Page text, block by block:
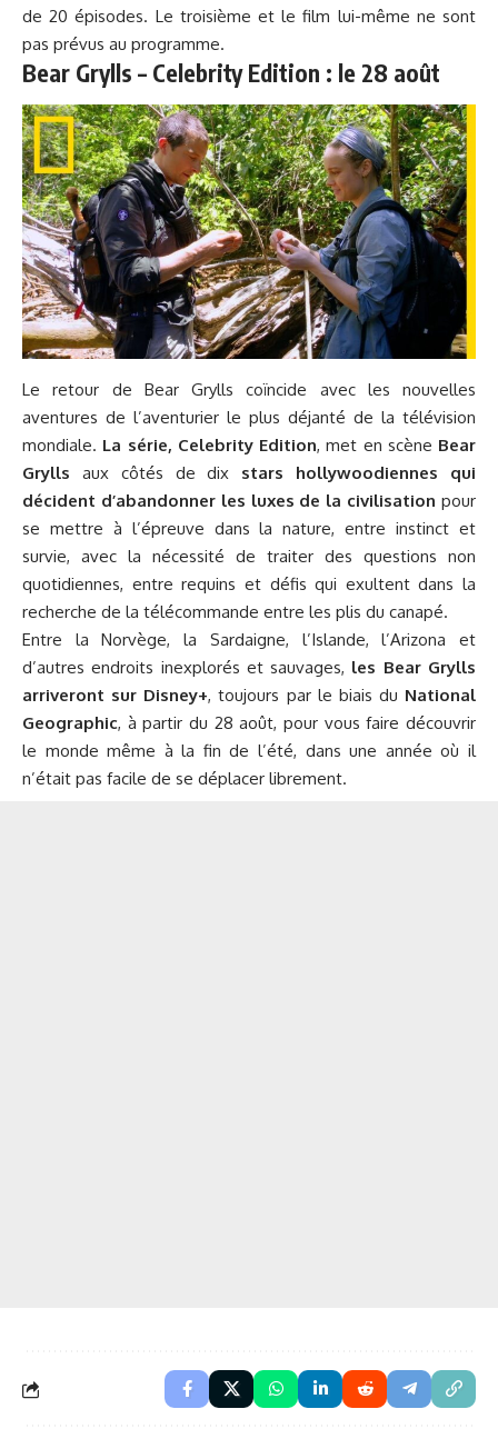
de 20 épisodes. Le troisième et le film lui-même ne sont
pas prévus au programme.
Bear Grylls – Celebrity Edition : le 28 août
Le retour de Bear Grylls coïncide avec les nouvelles
aventures de l’aventurier le plus déjanté de la télévision
mondiale. La série, Celebrity Edition, met en scène Bear
Grylls aux côtés de dix stars hollywoodiennes qui
décident d’abandonner les luxes de la civilisation pour
se mettre à l’épreuve dans la nature, entre instinct et
survie, avec la nécessité de traiter des questions non
quotidiennes, entre requins et défis qui exultent dans la
recherche de la télécommande entre les plis du canapé.
Entre la Norvège, la Sardaigne, l’Islande, l’Arizona et
d’autres endroits inexplorés et sauvages, les Bear Grylls
arriveront sur Disney+, toujours par le biais du National
Geographic, à partir du 28 août, pour vous faire découvrir
le monde même à la fin de l’été, dans une année où il
n’était pas facile de se déplacer librement.